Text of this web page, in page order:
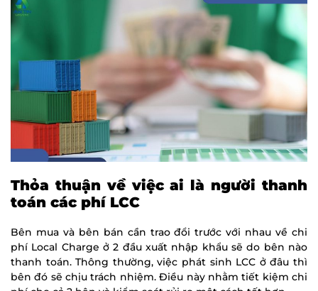
Thỏa thuận về việc ai là người thanh
toán các phí LCC
Bên mua và bên bán cần trao đổi trước với nhau về chi
phí Local Charge ở 2 đầu xuất nhập khẩu sẽ do bên nào
thanh toán. Thông thường, việc phát sinh LCC ở đâu thì
bên đó sẽ chịu trách nhiệm. Điều này nhằm tiết kiệm chi